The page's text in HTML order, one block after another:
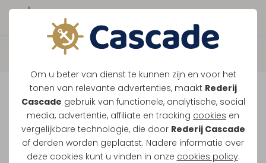
Om u beter van dienst te kunnen zijn en voor het
tonen van relevante advertenties, maakt Rederij
Cascade gebruik van functionele, analytische, social
media, advertentie, affiliate en tracking cookies en
vergelijkbare technologie, die door Rederij Cascade
of derden worden geplaatst. Nadere informatie over
deze cookies kunt u vinden in onze cookies policy.
Boek direct je vaart
Vaar je mee over de
Maasplassen?
Ondanks de lage waterstanden gaan
onze vaarten gewoon door.